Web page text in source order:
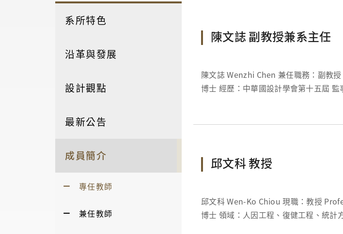
系所特色
沿革與發展
設計觀點
最新公告
成員簡介
專任教師
兼任教師
陳文誌 副教授兼系主任
陳文誌 Wenzhi Chen 兼任職務：副教授 兼 系主任 學歷：國立雲林科技大學設計
博士 經歷：中華國設計學會第十五屆 監事 / 第十四屆 理事 / 第十三屆 理事/ 第十
邱文科 教授
邱文科 Wen-Ko Chiou 現職：教授 Professor 學歷：國立台灣科技大學人因工程
博士 領域：人因工程、復健工程、統計方法、病人安全 分機：5422 信箱：